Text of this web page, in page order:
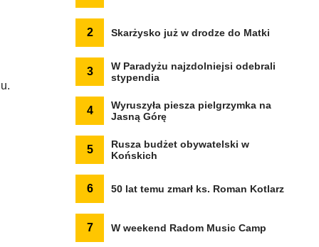
2 Skarżysko już w drodze do Matki
3
W Paradyżu najzdolniejsi odebrali
stypendia
4
Wyruszyła piesza pielgrzymka na
Jasną Górę
5
Rusza budżet obywatelski w
Końskich
6 50 lat temu zmarł ks. Roman Kotlarz
7 W weekend Radom Music Camp